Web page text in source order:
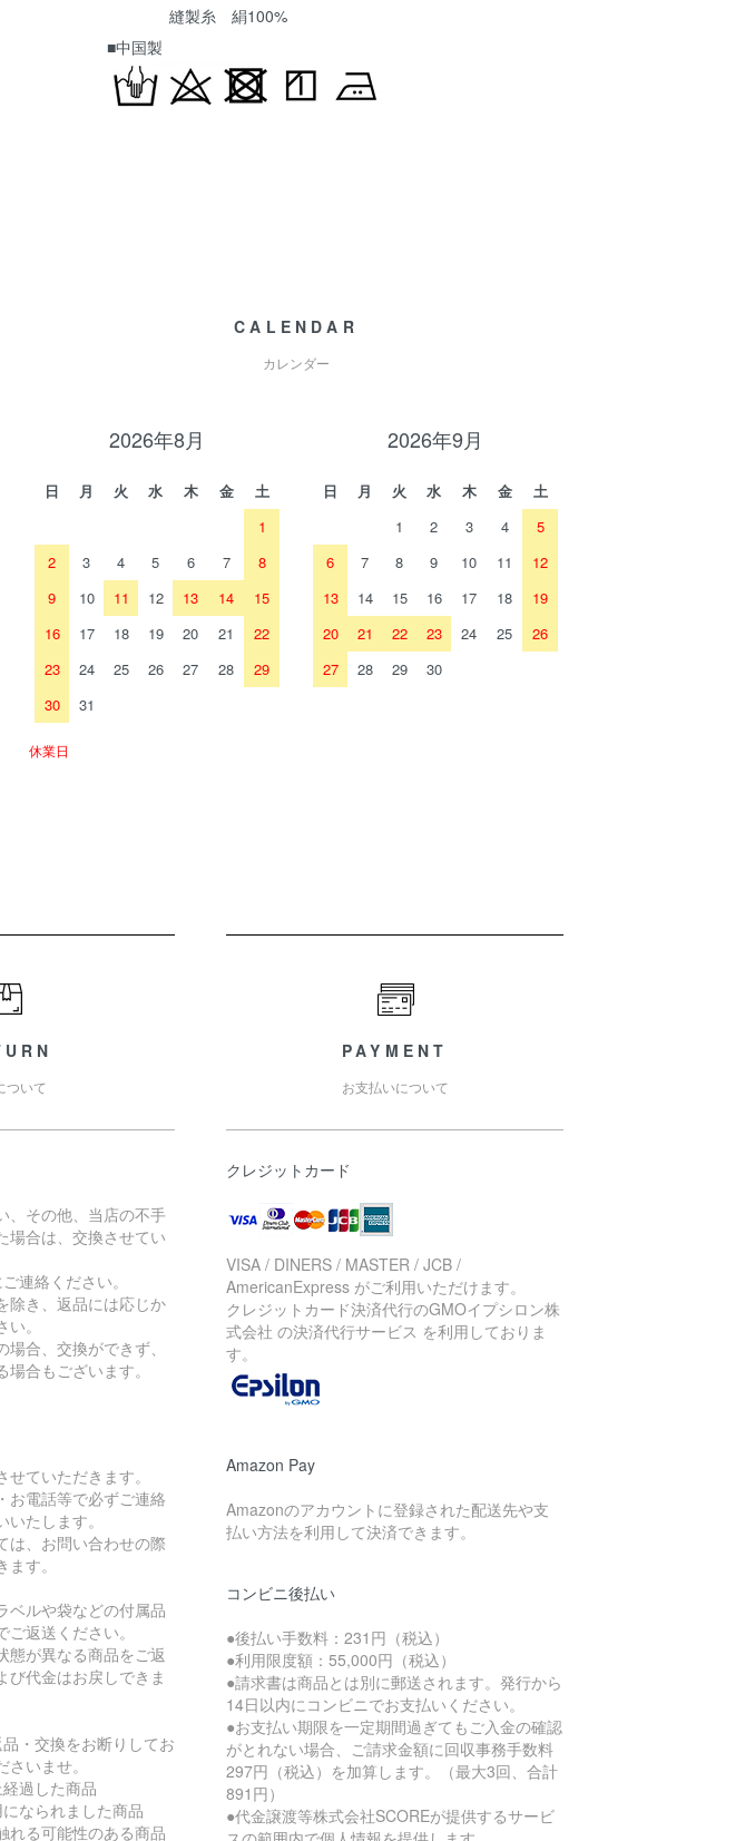
縫製糸 絹100%
■中国製
CALENDAR
カレンダー
2026年8月
日 月 火 水 木 金
土
1
2
3 4 5 6 7
8
9
10 11 12 13 14
15
16
17 18 19 20 21
22
23
24 25 26 27 28
29
30
31
2026年9月
日 月 火 水 木 金
土
1
2 3 4
5
6
7 8 9 10 11
12
13
14 15 16 17 18
19
20
21 22 23 24 25
26
27
28 29 30
休業日
ついて
、その他、当店の不手
場合は、交換させてい
連絡ください。
除き、返品には応じか
。
合、交換ができず、
合もございます。
ていただきます。
お電話等で必ずご連絡
たします。
は、お問い合わせの際
す。
ベルや袋などの付属品
返送ください。
態が異なる商品をご返
び代金はお戻しできま
・交換をお断りしてお
いませ。
過した商品
なられました商品
る可能性のある商品
PAYMENT
お支払いについて
クレジットカード
VISA / DINERS / MASTER / JCB /
AmericanExpress がご利用いただけます。
クレジットカード決済代行のGMOイプシロン株
式会社 の決済代行サービス を利用しておりま
す。
Amazon Pay
Amazonのアカウントに登録された配送先や支
払い方法を利用して決済できます。
コンビニ後払い
●後払い手数料：231円（税込）
●利用限度額：55,000円（税込）
●請求書は商品とは別に郵送されます。発行から
14日以内にコンビニでお支払いください。
●お支払い期限を一定期間過ぎてもご入金の確認
がとれない場合、ご請求金額に回収事務手数料
297円（税込）を加算します。（最大3回、合計
891円）
●代金譲渡等株式会社SCOREが提供するサービ